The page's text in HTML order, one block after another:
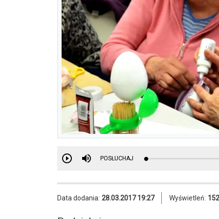
POSŁUCHAJ
Data dodania: 28.03.2017 19:27 Wyświetleń: